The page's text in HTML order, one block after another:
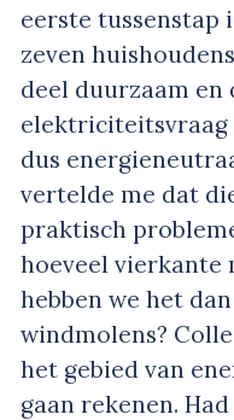
eerste tussenstap
zeven
deel duurzaam en
elektriciteitsvraag
dus
vertelde me dat
praktisch
hoeveel vierkante
hebben we het
windmolens?
het gebied van
gaan rekenen.